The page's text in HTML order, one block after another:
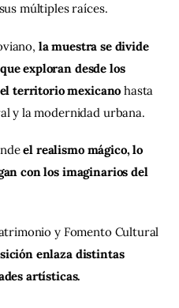
múltiples raíces.
la muestra se divide
exploran desde los
territorio mexicano hasta
y la modernidad urbana.
el realismo mágico, lo
con los imaginarios del
y Fomento Cultural
enlaza distintas
artísticas.